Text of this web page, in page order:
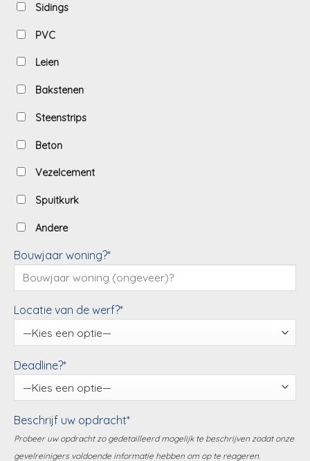
Sidings
PVC
Leien
Bakstenen
Steenstrips
Beton
Vezelcement
Spuitkurk
Andere
Bouwjaar woning?*
Locatie van de werf?*
Deadline?*
Beschrijf uw opdracht*
Probeer uw opdracht zo gedetailleerd mogelijk te beschrijven zodat onze
gevelreinigers voldoende informatie hebben om op te reageren.